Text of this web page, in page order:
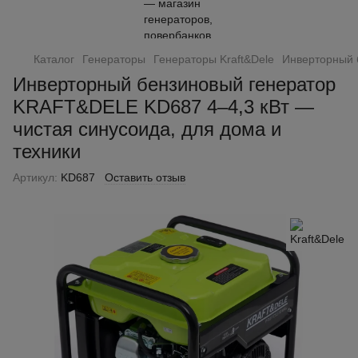
Каталог Генераторы Генераторы Kraft&Dele Инверторный
Инверторный бензиновый генератор
KRAFT&DELE KD687 4–4,3 кВт —
чистая синусоида, для дома и
техники
Артикул: KD687 Оставить отзыв